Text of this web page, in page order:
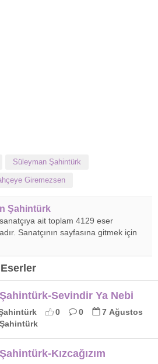
Süleyman Şahintürk
Giremezsen
Şahintürk
ait toplam 4129 eser
Sanatçının sayfasına gitmek için
Sevindir Ya Nebi
0 0
7 Ağustos
Kızcağızım